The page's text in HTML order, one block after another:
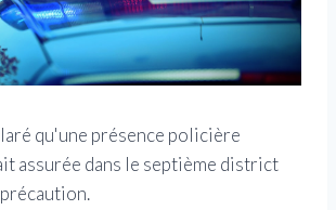
qu'une présence policière
assurée dans le septième district